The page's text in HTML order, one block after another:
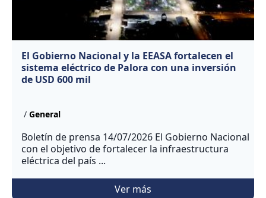
El Gobierno Nacional y la EEASA fortalecen el
sistema eléctrico de Palora con una inversión
de USD 600 mil
/ General
Boletín de prensa 14/07/2026 El Gobierno Nacional
con el objetivo de fortalecer la infraestructura
eléctrica del país ...
Ver más